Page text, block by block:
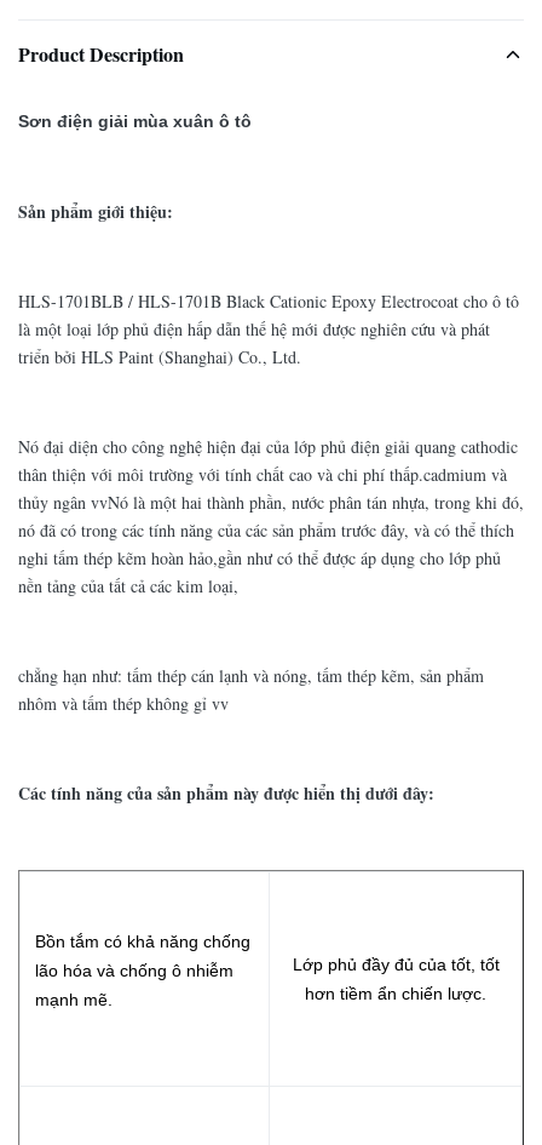
Product Description
Sơn điện giải mùa xuân ô tô
Sản phẩm giới thiệu:
HLS-1701BLB / HLS-1701B Black Cationic Epoxy Electrocoat cho ô tô
là một loại lớp phủ điện hấp dẫn thế hệ mới được nghiên cứu và phát
triển bởi HLS Paint (Shanghai) Co., Ltd.
Nó đại diện cho công nghệ hiện đại của lớp phủ điện giải quang cathodic
thân thiện với môi trường với tính chất cao và chi phí thấp.cadmium và
thủy ngân vvNó là một hai thành phần, nước phân tán nhựa, trong khi đó,
nó đã có trong các tính năng của các sản phẩm trước đây, và có thể thích
nghi tấm thép kẽm hoàn hảo,gần như có thể được áp dụng cho lớp phủ
nền tảng của tất cả các kim loại,
chẳng hạn như: tấm thép cán lạnh và nóng, tấm thép kẽm, sản phẩm
nhôm và tấm thép không gỉ vv
Các tính năng của sản phẩm này được hiển thị dưới đây:
Bồn tắm có khả năng chống
lão hóa và chống ô nhiễm
mạnh mẽ.
Lớp phủ đầy đủ của tốt, tốt
hơn tiềm ẩn chiến lược.